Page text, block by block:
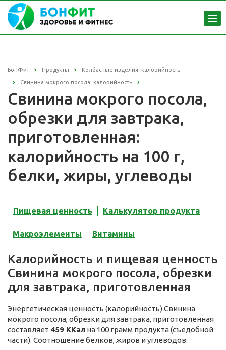
БонФит Продукты Колбасные изделия: калорийность
Свинина мокрого посола: калорийность
Свинина мокрого посола,
обрезки для завтрака,
приготовленная:
калорийность на 100 г,
белки, жиры, углеводы
Пищевая ценность Калькулятор продукта
Макроэлементы Витамины
Калорийность и пищевая ценность
Свинина мокрого посола, обрезки
для завтрака, приготовленная
Энергетическая ценность (калорийность) Свинина
мокрого посола, обрезки для завтрака, приготовленная
составляет 459 ККал на 100 грамм продукта (съедобной
части). Соотношение белков, жиров и углеводов: